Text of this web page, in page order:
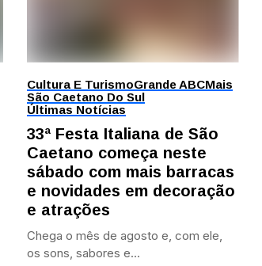
Cultura E TurismoGrande ABCMais
São Caetano Do Sul
Últimas Notícias
33ª Festa Italiana de São
Caetano começa neste
sábado com mais barracas
e novidades em decoração
e atrações
Chega o mês de agosto e, com ele,
os sons, sabores e...